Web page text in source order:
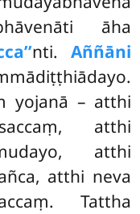
āha
nti. Aññāni
yojanā – atthi
atthi
atthi
atthi neva
Tattha